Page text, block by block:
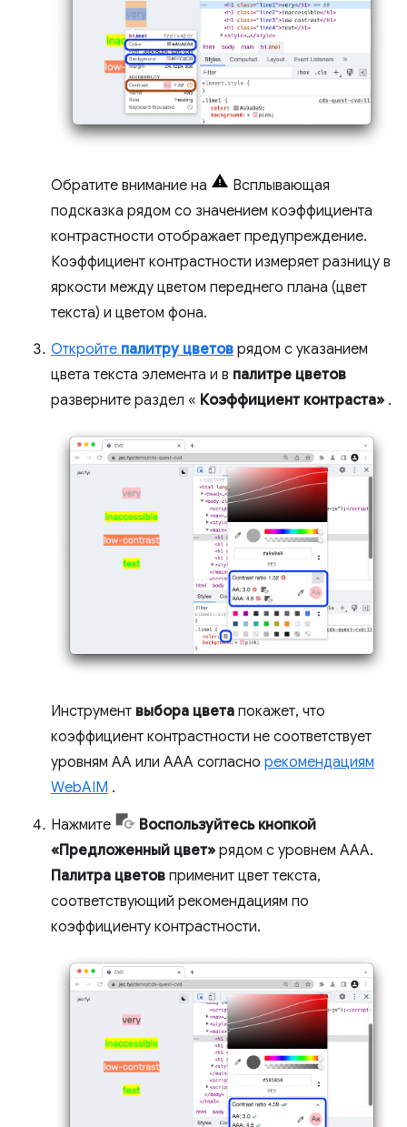
Обратите внимание на
Всплывающая
подсказка рядом со значением коэффициента
контрастности отображает предупреждение.
Коэффициент контрастности измеряет разницу в
яркости между цветом переднего плана (цвет
текста) и цветом фона.
Откройте палитру цветов рядом с указанием
цвета текста элемента и в палитре цветов
разверните раздел « Коэффициент контраста» .
Инструмент выбора цвета покажет, что
коэффициент контрастности не соответствует
уровням AA или AAA согласно рекомендациям
WebAIM .
Нажмите
Воспользуйтесь кнопкой
«Предложенный цвет» рядом с уровнем AAA.
Палитра цветов применит цвет текста,
соответствующий рекомендациям по
коэффициенту контрастности.